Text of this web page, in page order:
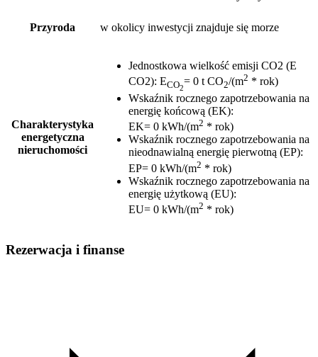
Przyroda w okolicy inwestycji znajduje się morze
Charakterystyka
energetyczna
nieruchomości
Jednostkowa wielkość emisji CO2 (E
CO2): ECO2
= 0 t CO2/(m2 * rok)
Wskaźnik rocznego zapotrzebowania na
energię końcową (EK):
EK= 0 kWh/(m2 * rok)
Wskaźnik rocznego zapotrzebowania na
nieodnawialną energię pierwotną (EP):
EP= 0 kWh/(m2 * rok)
Wskaźnik rocznego zapotrzebowania na
energię użytkową (EU):
EU= 0 kWh/(m2 * rok)
Rezerwacja i finanse